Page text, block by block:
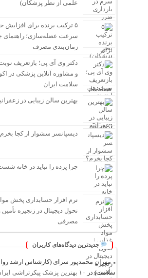
علمی از نظر پزشکان)
۵ ترکیب برنده برای افزایش
سرعت عضله‌سازی؛ راهنمای
زمان‌بندی مصرف
دکتر وی آی پی؛ بازتعریف
و مشاوره آنلاین پزشکی در
سلامت ایران
بهترین سالن زیبایی در
دیسپانسر سشوار از کجا
چرا پرده را نباید در خانه
نرم افزار حسابداری پخش
تحول دیجیتال در زنجیره
مصرفی
جدیدترین دیدگاه‌های کاربران
مهران محمدپور سرای (کارشناس ارشد
سلامت) در
۱۰ بهترین پزشک پیکرتراشی